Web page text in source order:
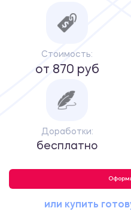
Стоимость:
от 870 руб
Доработки:
бесплатно
или купить